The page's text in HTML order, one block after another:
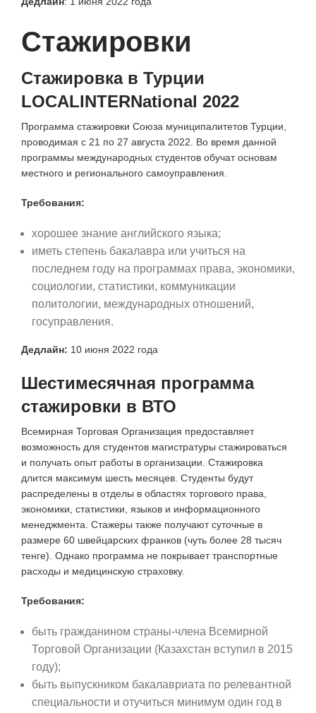
Стажировки
Стажировка в Турции
LOCALINTERNational 2022
Программа стажировки Союза муниципалитетов Турции,
проводимая с 21 по 27 августа 2022. Во время данной
программы международных студентов обучат основам
местного и регионального самоуправления.
Требования:
хорошее знание английского языка;
иметь степень бакалавра или учиться на
последнем году на программах права, экономики,
социологии, статистики, коммуникации
политологии, международных отношений,
госуправления.
Дедлайн: 10 июня 2022 года
Шестимесячная программа
стажировки в ВТО
Всемирная Торговая Организация предоставляет
возможность для студентов магистратуры стажироваться
и получать опыт работы в организации. Стажировка
длится максимум шесть месяцев. Студенты будут
распределены в отделы в областях торгового права,
экономики, статистики, языков и информационного
менеджмента. Стажеры также получают суточные в
размере 60 швейцарских франков (чуть более 28 тысяч
тенге). Однако программа не покрывает транспортные
расходы и медицинскую страховку.
Требования:
быть гражданином страны-члена Всемирной
Торговой Организации (Казахстан вступил в 2015
году);
быть выпускником бакалавриата по релевантной
специальности и отучиться минимум один год в